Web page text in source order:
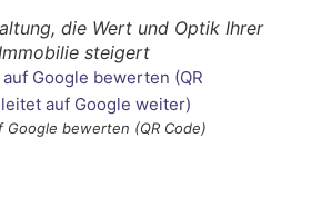
Google bewerten (QR Code)
die Wert und Optik Ihrer
steigert